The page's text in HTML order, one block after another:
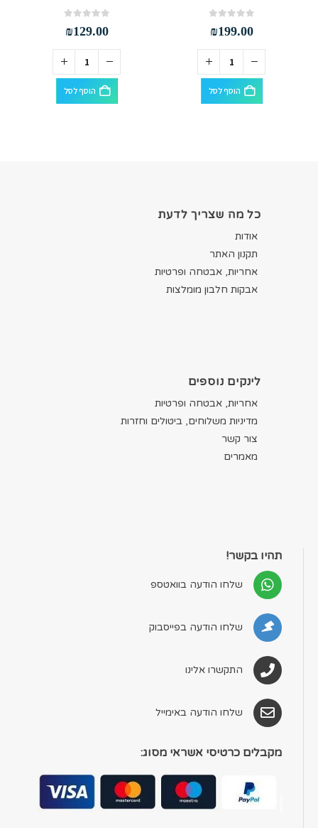
₪199.00
הוסף לסל
₪129.00
הוסף לסל
כל מה שצריך לדעת
אודות
תקנון האתר
אחריות, אבטחה ופרטיות
אבקות חלבון מומלצות
לינקים נוספים
אחריות, אבטחה ופרטיות
מדיניות משלוחים, ביטולים וחזרות
צור קשר
מאמרים
תהיו בקשר!
שלחו הודעה בוואטספ
שלחו הודעה בפייסבוק
התקשרו אלינו
שלחו הודעה באימייל
מקבלים כרטיסי אשראי מסוג: